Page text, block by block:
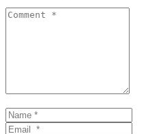
Comment
Name
*Email